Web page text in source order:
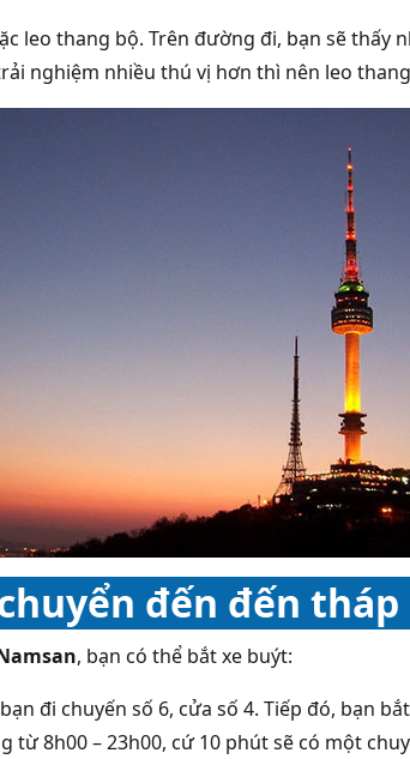
leo thang bộ. Trên đường đi, bạn sẽ thấy
nghiệm nhiều thú vị hơn thì nên leo
đến đến
, bạn có thể bắt xe buýt:
đi chuyến số 6, cửa số 4. Tiếp đó, bạn
từ 8h00 – 23h00, cứ 10 phút sẽ có một